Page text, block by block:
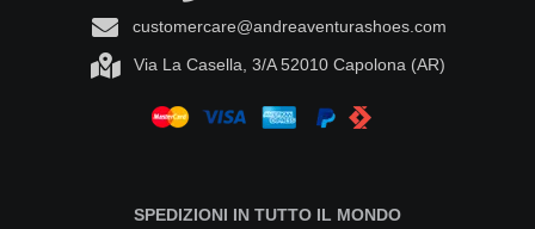
customercare@andreaventurashoes.com
Via La Casella, 3/A 52010 Capolona (AR)
SPEDIZIONI IN TUTTO IL MONDO